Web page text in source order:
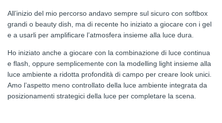
All’inizio del mio percorso andavo sempre sul sicuro con softbox
grandi o beauty dish, ma di recente ho iniziato a giocare con i gel
e a usarli per amplificare l’atmosfera insieme alla luce dura.
Ho iniziato anche a giocare con la combinazione di luce continua
e flash, oppure semplicemente con la modelling light insieme alla
luce ambiente a ridotta profondità di campo per creare look unici.
Amo l’aspetto meno controllato della luce ambiente integrata da
posizionamenti strategici della luce per completare la scena.